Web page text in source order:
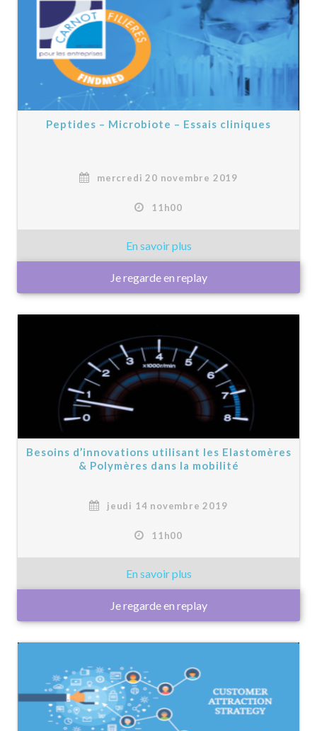
Peptides – Microbiote – Essais cliniques
mercredi 20 novembre 2019
11h00
Je regarde en replay
Besoins d’innovations utilisant les Elastomères
& Polymères dans la mobilité
jeudi 14 novembre 2019
11h00
Je regarde en replay